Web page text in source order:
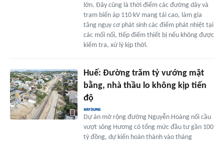
lớn. Đây cũng là thời điểm các đường dây và
trạm biến áp 110 kV mang tải cao, làm gia
tăng nguy cơ phát sinh các điểm phát nhiệt tại
các mối nối, tiếp điểm thiết bị nếu không được
kiểm tra, xử lý kịp thời.
Huế: Đường trăm tỷ vướng mặt
bằng, nhà thầu lo không kịp tiến
độ
Dự án mở rộng đường Nguyễn Hoàng nối cầu
vượt sông Hương có tổng mức đầu tư gần 100
tỷ đồng, dự kiến hoàn thành vào tháng